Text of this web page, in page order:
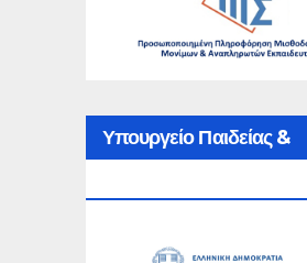
Υπουργείο Παιδείας &